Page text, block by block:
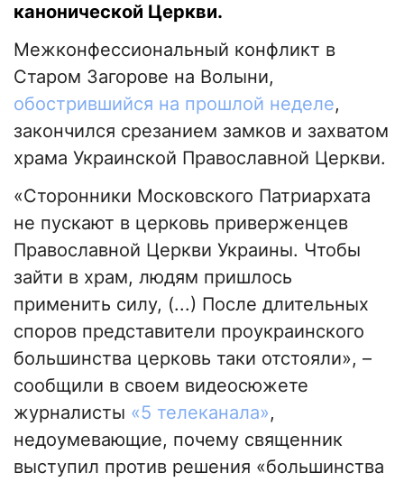
канонической Церкви.
Межконфессиональный конфликт в
Старом Загорове на Волыни,
обострившийся на прошлой неделе,
закончился срезанием замков и захватом
храма Украинской Православной Церкви.
«Сторонники Московского Патриархата
не пускают в церковь приверженцев
Православной Церкви Украины. Чтобы
зайти в храм, людям пришлось
применить силу, (...) После длительных
споров представители проукраинского
большинства церковь таки отстояли», –
сообщили в своем видеосюжете
журналисты «5 телеканала»,
недоумевающие, почему священник
выступил против решения «большинства